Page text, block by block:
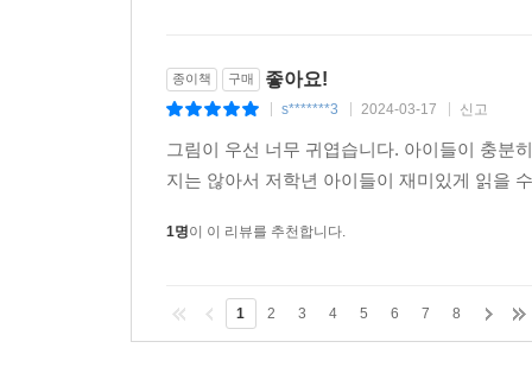
종이책 구매 좋아요!
s*******3 2024-03-17 신고
그림이 우선 너무 귀엽습니다. 아이들이 충분
지는 않아서 저학년 아이들이 재미있게 읽을
1명이 이 리뷰를 추천합니다.
1 2 3 4 5 6 7 8